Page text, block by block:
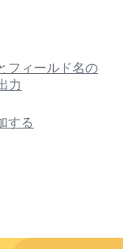
フィールド名の
力
する